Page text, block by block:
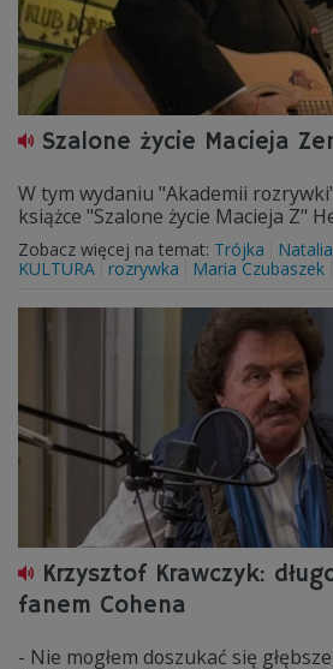
Szalone życie Macieja
W tym wydaniu "Akademii
książce "Szalone życie Macieja Z"
Zobacz więcej na temat: Trójka
KULTURA
rozrywka Maria Czubaszek
Krzysztof Krawczyk:
fanem Cohena
- Nie mogłem doszukać się